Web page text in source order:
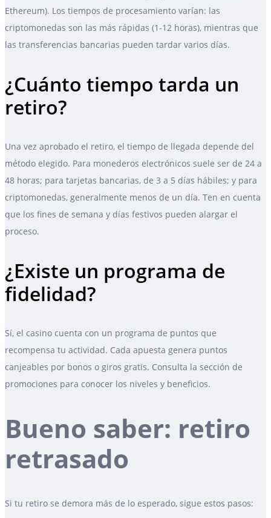
Ethereum). Los tiempos de procesamiento varían: las
criptomonedas son las más rápidas (1-12 horas), mientras que
las transferencias bancarias pueden tardar varios días.
¿Cuánto tiempo tarda un
retiro?
Una vez aprobado el retiro, el tiempo de llegada depende del
método elegido. Para monederos electrónicos suele ser de 24 a
48 horas; para tarjetas bancarias, de 3 a 5 días hábiles; y para
criptomonedas, generalmente menos de un día. Ten en cuenta
que los fines de semana y días festivos pueden alargar el
proceso.
¿Existe un programa de
fidelidad?
Sí, el casino cuenta con un programa de puntos que
recompensa tu actividad. Cada apuesta genera puntos
canjeables por bonos o giros gratis. Consulta la sección de
promociones para conocer los niveles y beneficios.
Bueno saber: retiro
retrasado
Si tu retiro se demora más de lo esperado, sigue estos pasos: